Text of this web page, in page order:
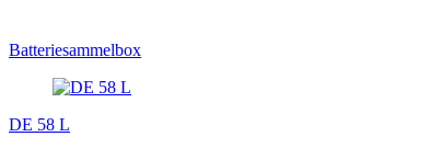
Batteriesammelbox
DE 58 L